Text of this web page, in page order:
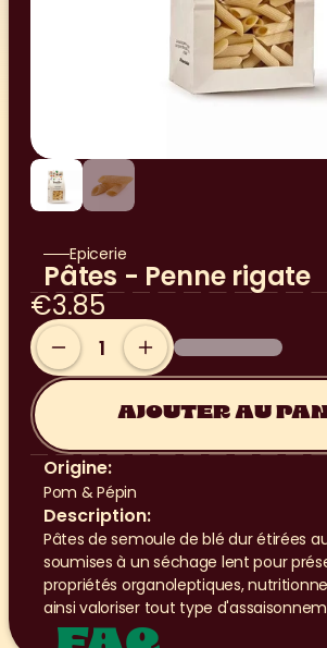
Epicerie
Pâtes - Penne rigate
€3.85
AJOUTER AU
Origine:
Pom & Pépin
Description:
Pâtes de semoule de blé dur étirées
soumises à un séchage lent pour
propriétés organoleptiques,
ainsi valoriser tout type